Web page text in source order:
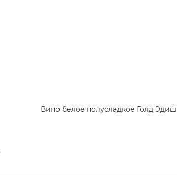
Вино белое полусладкое Голд